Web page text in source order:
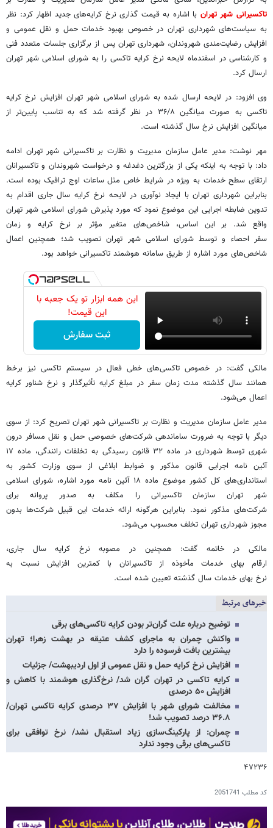
تاکسیرانی شهر تهران با اشاره به قیمت گذاری نرخ کرایه‌های جدید اظهار کرد: نظر
به سیاست‌های شهرداری تهران در خصوص بهبود خدمات حمل و نقل عمومی و
افزایش رضایت‌مندی شهروندان، شهرداری تهران پس از برگزاری جلسات متعدد فنی
و کارشناسی در اسفندماه لایحه نرخ کرایه تاکسی را به شورای اسلامی شهر تهران
ارسال کرد.
وی افزود: در لایحه ارسال شده به شورای اسلامی شهر تهران افزایش نرخ کرایه
تاکسی به صورت میانگین ۳۶/۸ در نظر گرفته شد که به تناسب پایین‌تر از
میانگین افزایش نرخ سال گذشته است.
مهر نوشت: مدیر عامل سازمان مدیریت و نظارت بر تاکسیرانی شهر تهران ادامه
داد: با توجه به اینکه یکی از بزرگترین دغدغه و درخواست شهروندان و تاکسیرانان
ارتقای سطح خدمات به ویژه در شرایط خاص مثل ساعات اوج ترافیک بوده است.
بنابراین شهرداری تهران با ایجاد نوآوری در لایحه نرخ کرایه سال جاری اقدام به
تدوین ضابطه اجرایی این موضوع نمود که مورد پذیرش شورای اسلامی شهر تهران
واقع شد. بر این اساس، شاخص‌های متغیر مؤثر بر نرخ کرایه و زمان
سفر احصاء و توسط شورای اسلامی شهر تهران تصویب شد؛ همچنین اعمال
شاخص‌های مورد اشاره از طریق سامانه هوشمند تاکسیرانی خواهد بود.
این همه ابزار تو یک جعبه با
این قیمت!
ثبت سفارش
مالکی گفت: در خصوص تاکسی‌های خطی فعال در سیستم تاکسی نیز برخط
همانند سال گذشته مدت زمان سفر در مبلغ کرایه تأثیرگذار و نرخ شناور کرایه
اعمال می‌شود.
مدیر عامل سازمان مدیریت و نظارت بر تاکسیرانی شهر تهران تصریح کرد: از سوی
دیگر با توجه به ضرورت ساماندهی شرکت‌های خصوصی حمل و نقل مسافر درون
شهری توسط شهرداری در ماده ۳۲ قانون رسیدگی به تخلفات رانندگی، ماده ۱۷
آئین نامه اجرایی قانون مذکور و ضوابط ابلاغی از سوی وزارت کشور به
استانداری‌های کل کشور موضوع ماده ۱۸ آئین نامه مورد اشاره، شورای اسلامی
شهر تهران سازمان تاکسیرانی را مکلف به صدور پروانه برای
شرکت‌های مذکور نمود. بنابراین هرگونه ارائه خدمات این قبیل شرکت‌ها بدون
مجوز شهرداری تهران تخلف محسوب می‌شود.
مالکی در خاتمه گفت: همچنین در مصوبه نرخ کرایه سال جاری،
ارقام بهای خدمات مأخوذه از تاکسیرانان با کمترین افزایش نسبت به
نرخ بهای خدمات سال گذشته تعیین شده است.
خبرهای مرتبط
توضیح درباره علت گران‌تر بودن کرایه تاکسی‌های برقی
واکنش چمران به ماجرای کشف عتیقه در بهشت زهرا؛ تهران
بیشترین بافت فرسوده را دارد
افزایش نرخ کرایه حمل و نقل عمومی از اول اردیبهشت/ جزئیات
کرایه تاکسی در تهران گران شد/ نرخ‌گذاری هوشمند با کاهش و
افزایش ۵۰ درصدی
مخالفت شورای شهر با افزایش ۳۷ درصدی کرایه تاکسی تهران/
۳۶.۸ درصد تصویب شد!
چمران: از پارکینگ‌سازی زیاد استقبال نشد/ نرخ توافقی برای
تاکسی‌های برقی وجود ندارد
۴۷۲۳۶
کد مطلب 2051741